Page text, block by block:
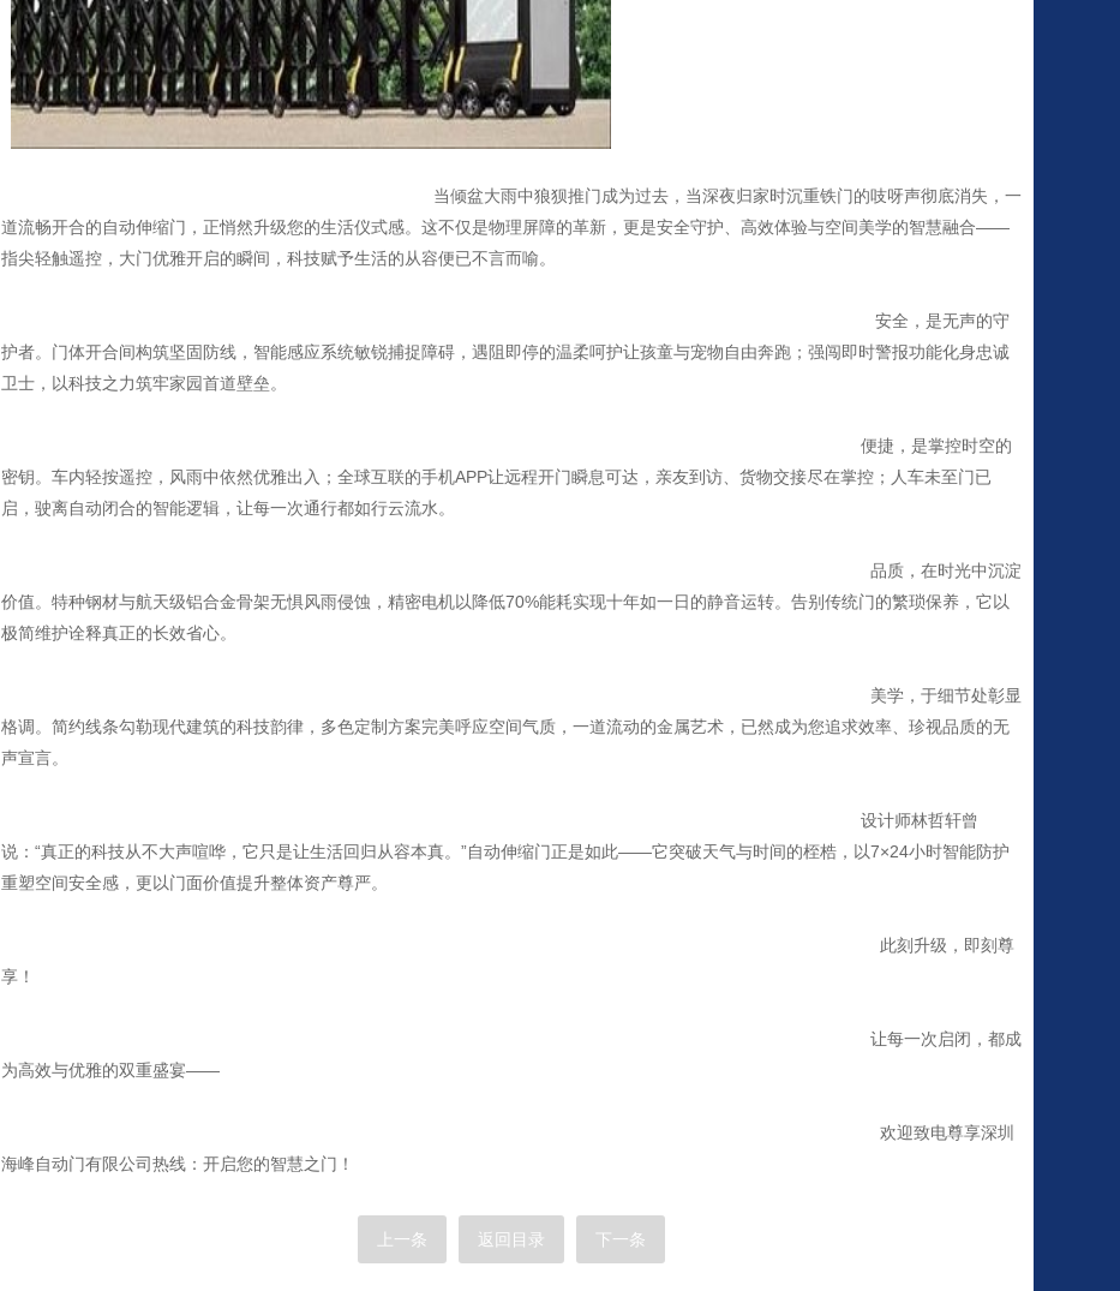
当倾盆大雨中狼狈推门成为过去，当深夜归家时沉重铁门的吱呀声彻底消失，一
道流畅开合的自动伸缩门，正悄然升级您的生活仪式感。这不仅是物理屏障的革新，更是安全守护、高效体验与空间美学的智慧融合——
指尖轻触遥控，大门优雅开启的瞬间，科技赋予生活的从容便已不言而喻。
安全，是无声的守
护者。门体开合间构筑坚固防线，智能感应系统敏锐捕捉障碍，遇阻即停的温柔呵护让孩童与宠物自由奔跑；强闯即时警报功能化身忠诚
卫士，以科技之力筑牢家园首道壁垒。
便捷，是掌控时空的
密钥。车内轻按遥控，风雨中依然优雅出入；全球互联的手机APP让远程开门瞬息可达，亲友到访、货物交接尽在掌控；人车未至门已
启，驶离自动闭合的智能逻辑，让每一次通行都如行云流水。
品质，在时光中沉淀
价值。特种钢材与航天级铝合金骨架无惧风雨侵蚀，精密电机以降低70%能耗实现十年如一日的静音运转。告别传统门的繁琐保养，它以
极简维护诠释真正的长效省心。
美学，于细节处彰显
格调。简约线条勾勒现代建筑的科技韵律，多色定制方案完美呼应空间气质，一道流动的金属艺术，已然成为您追求效率、珍视品质的无
声宣言。
设计师林哲轩曾
说：“真正的科技从不大声喧哗，它只是让生活回归从容本真。”自动伸缩门正是如此——它突破天气与时间的桎梏，以7×24小时智能防护
重塑空间安全感，更以门面价值提升整体资产尊严。
此刻升级，即刻尊
享！
让每一次启闭，都成
为高效与优雅的双重盛宴——
欢迎致电尊享深圳
海峰自动门有限公司热线：开启您的智慧之门！
上一条 返回目录 下一条